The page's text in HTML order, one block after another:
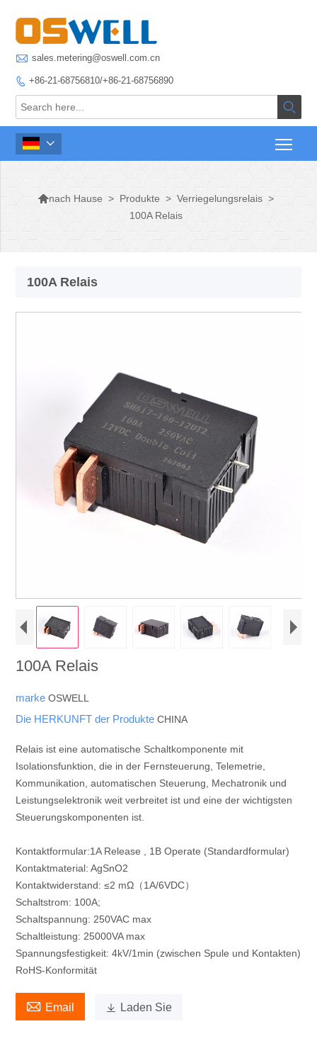
 sales.metering@oswell.com.cn
 +86-21-68756810/+86-21-68756890


nach Hause > Produkte > Verriegelungsrelais >
100A Relais
100A Relais
100A Relais
markeOSWELL
Die HERKUNFT der ProdukteCHINA
Relais ist eine automatische Schaltkomponente mit
Isolationsfunktion, die in der Fernsteuerung, Telemetrie,
Kommunikation, automatischen Steuerung, Mechatronik und
Leistungselektronik weit verbreitet ist und eine der wichtigsten
Steuerungskomponenten ist.
Kontaktformular:1A Release , 1B Operate (Standardformular)
Kontaktmaterial: AgSnO2
Kontaktwiderstand: ≤2 mΩ（1A/6VDC）
Schaltstrom: 100A;
Schaltspannung: 250VAC max
Schaltleistung: 25000VA max
Spannungsfestigkeit: 4kV/1min (zwischen Spule und Kontakten)
RoHS-Konformität
 Email  Laden Sie